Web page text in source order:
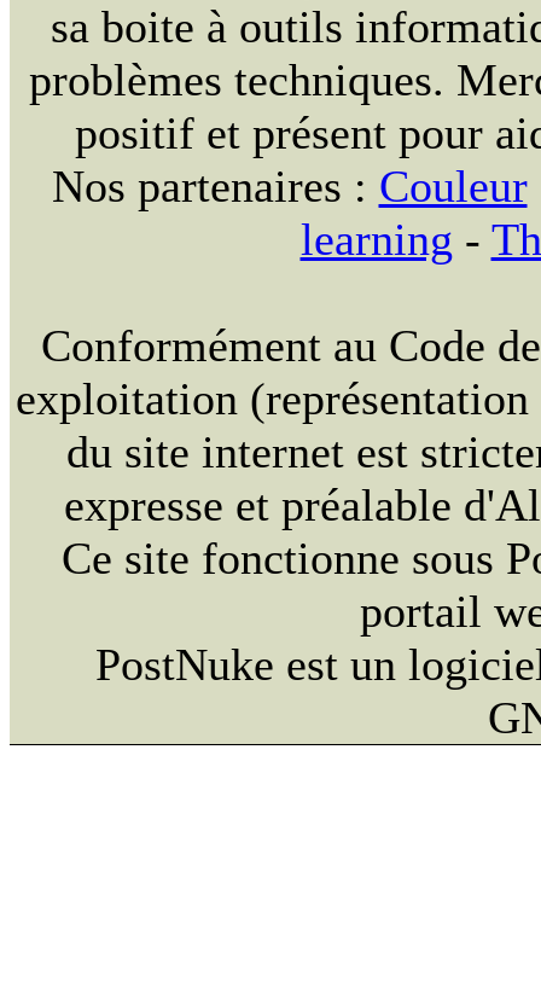
sa boite à outils
problèmes techniques.
positif et présent pour
Nos partenaires : Couleur
learning -
Conformément au Code
exploitation
du site internet est
expresse et préalable
Ce site fonctionne sous
portail
PostNuke est un